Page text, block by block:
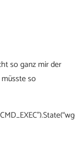
so ganz mir der
so